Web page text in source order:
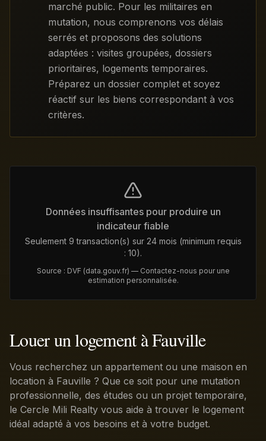
marché public. Pour les militaires en
mutation, nous comprenons vos délais
serrés et proposons des solutions
adaptées : visites groupées, dossiers
prioritaires, logements temporaires.
Préparez un dossier complet et soyez
réactif sur les biens correspondant à vos
critères.
Données insuffisantes pour produire un
indicateur fiable
Seulement 9 transaction(s) sur 24 mois (minimum requis
: 10).
Source : DVF (data.gouv.fr) — Contactez-nous pour une
estimation personnalisée.
Louer un logement à Fauville
Vous recherchez un appartement ou une maison en
location à Fauville ? Que ce soit pour une mutation
professionnelle, des études ou un projet temporaire,
le Cercle Mili Realty vous aide à trouver le logement
idéal adapté à vos besoins et à votre budget.